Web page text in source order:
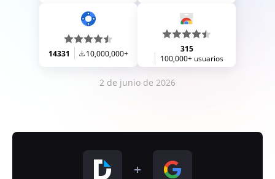
14331 10,000,000+
315
100,000+ usuarios
2 de junio de 2026